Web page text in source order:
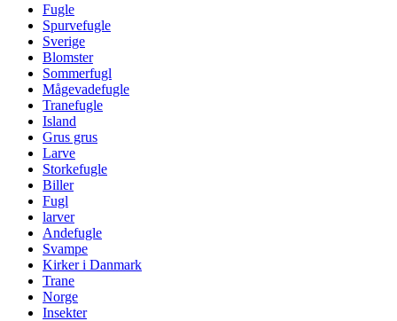
Fugle
Spurvefugle
Sverige
Blomster
Sommerfugl
Mågevadefugle
Tranefugle
Island
Grus grus
Larve
Storkefugle
Biller
Fugl
larver
Andefugle
Svampe
Kirker i Danmark
Trane
Norge
Insekter